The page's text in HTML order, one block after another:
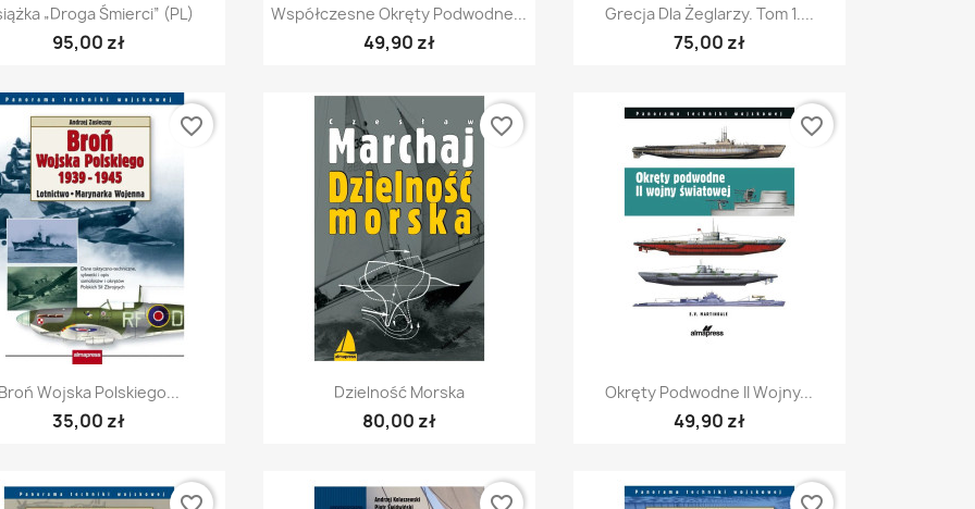
Szybki podgląd
„Droga Śmierci” (PL)
95,00 zł
Szybki podgląd
Współczesne Okręty Podwodne...
49,90 zł
Szybki podgląd
Grecja Dla Żeglarzy. Tom 1....
75,00 zł
Szybki podgląd
Broń Wojska Polskiego...
35,00 zł
favorite_border
Szybki podgląd
Dzielność Morska
80,00 zł
favorite_border
Szybki podgląd
Okręty Podwodne II Wojny...
49,90 zł
favorite_border